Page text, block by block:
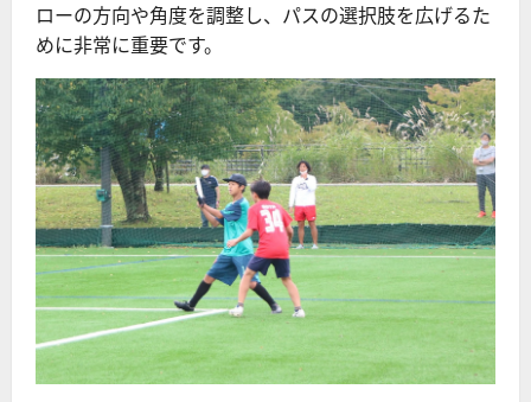
ローの方向や角度を調整し、パスの選択肢を広げるた
めに非常に重要です。